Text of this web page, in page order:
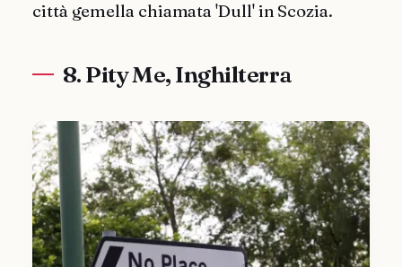
città gemella chiamata 'Dull' in Scozia.
8. Pity Me, Inghilterra